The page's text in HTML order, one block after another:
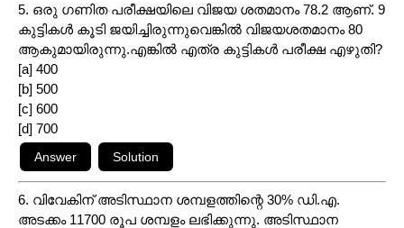
5. ഒരു ഗണിത പരീക്ഷയിലെ വിജയ ശതമാനം 78.2 ആണ്. 9
കുട്ടികൾ കൂടി ജയിച്ചിരുന്നുവെങ്കിൽ വിജയശതമാനം 80
ആകുമായിരുന്നു.എങ്കിൽ എത്ര കുട്ടികൾ പരീക്ഷ എഴുതി?
[a] 400
[b] 500
[c] 600
[d] 700
6. വിവേകിന് അടിസ്ഥാന ശമ്പളത്തിന്റെ 30% ഡി.എ.
അടക്കം 11700 രൂപ ശമ്പളം ലഭിക്കുന്നു. അടിസ്ഥാന